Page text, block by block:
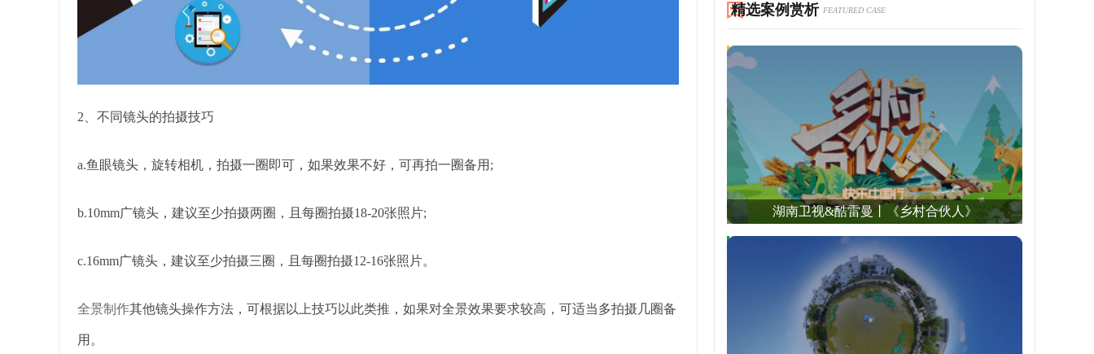
2、不同镜头的拍摄技巧
a.鱼眼镜头，旋转相机，拍摄一圈即可，如果效果不好，可再拍一圈备用;
b.10mm广镜头，建议至少拍摄两圈，且每圈拍摄18-20张照片;
c.16mm广镜头，建议至少拍摄三圈，且每圈拍摄12-16张照片。
全景制作其他镜头操作方法，可根据以上技巧以此类推，如果对全景效果要求较高，可适当多拍摄几圈备
用。
精选案例赏析 FEATURED CASE
湖南卫视&酷雷曼丨《乡村合伙人》